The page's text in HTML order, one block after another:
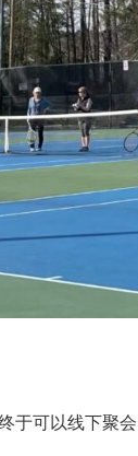
于可以线下聚会